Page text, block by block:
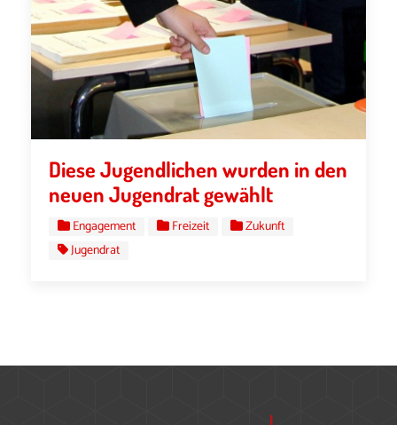
Diese Jugendlichen wurden in den
neuen Jugendrat gewählt
Engagement Freizeit
Zukunft
Jugendrat